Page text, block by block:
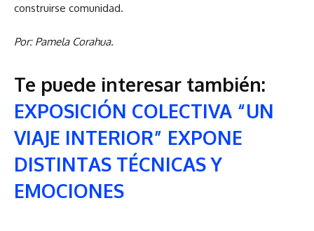
construirse comunidad.
Por: Pamela Corahua.
Te puede interesar también:
EXPOSICIÓN COLECTIVA “UN
VIAJE INTERIOR” EXPONE
DISTINTAS TÉCNICAS Y
EMOCIONES